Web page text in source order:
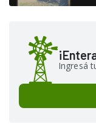
Ingresá